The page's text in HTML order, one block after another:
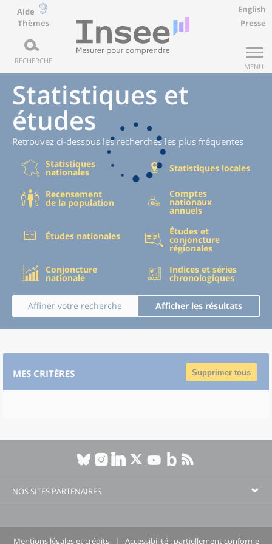
Aide
Thèmes
RECHERCHE
English
Presse
MENU
Statistiques et
études
Retrouvez ci-dessous les recherches les plus fréquentes
Statistiques
nationales Statistiques locales
Recensement
de la population
Comptes
nationaux
annuels
Études nationales Études et
conjoncture
régionales
Conjoncture
nationale
Indices et séries
chronologiques
Affiner votre recherche Afficher les résultats
MES CRITÈRES Supprimer tous
NOS SITES PARTENAIRES
Mentions légales et crédits Accessibilité : partiellement conforme